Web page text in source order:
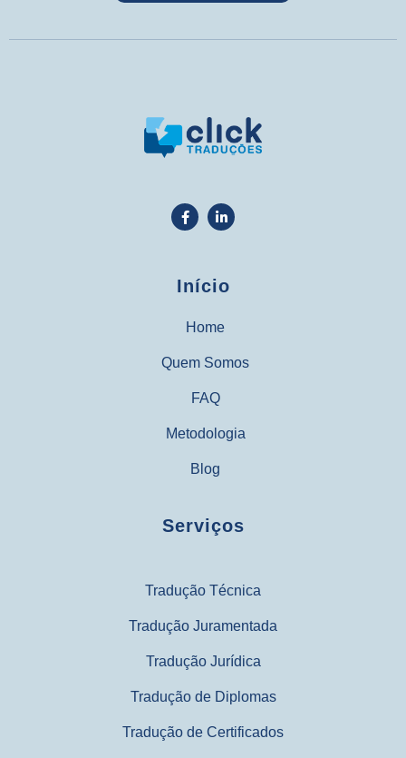
Início
Home
Quem Somos
FAQ
Metodologia
Blog
Serviços
Tradução Técnica
Tradução Juramentada
Tradução Jurídica
Tradução de Diplomas
Tradução de Certificados